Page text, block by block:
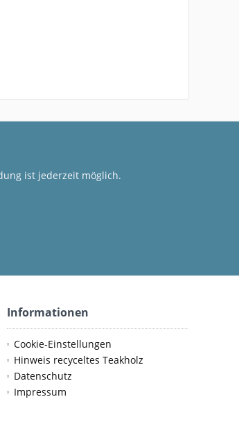
ist jederzeit möglich.
Informationen
Cookie-Einstellungen
Hinweis recyceltes Teakholz
Datenschutz
Impressum